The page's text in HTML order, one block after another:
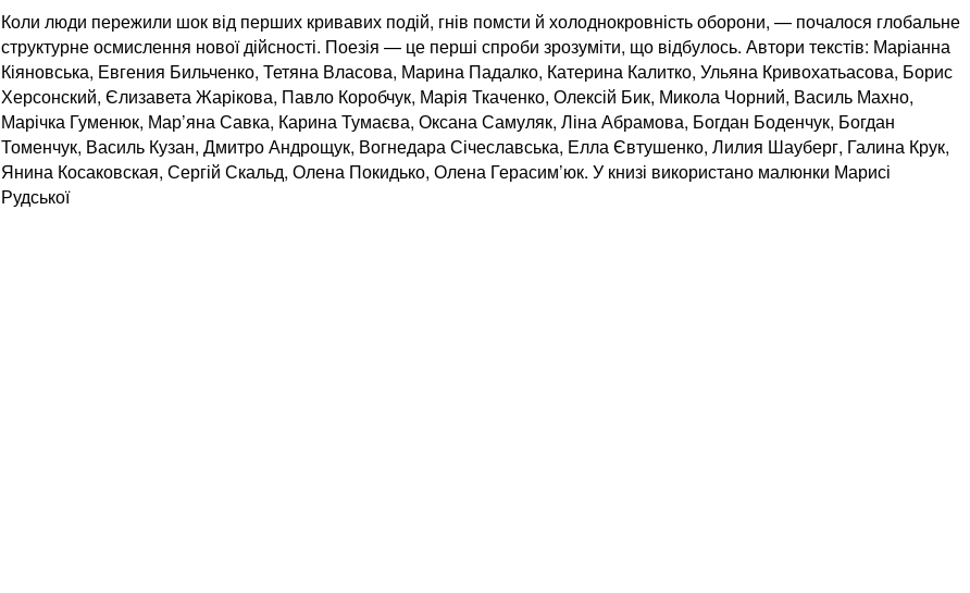
Коли люди пережили шок від перших кривавих подій, гнів помсти й холоднокровність оборони, — почалося глобальне
структурне осмислення нової дійсності. Поезія — це перші спроби зрозуміти, що відбулось. Автори текстів: Маріанна
Кіяновська, Евгения Бильченко, Тетяна Власова, Марина Падалко, Катерина Калитко, Ульяна Кривохатьасова, Борис
Херсонский, Єлизавета Жарікова, Павло Коробчук, Марія Ткаченко, Олексій Бик, Микола Чорний, Василь Махно,
Марічка Гуменюк, Мар’яна Савка, Карина Тумаєва, Оксана Самуляк, Ліна Абрамова, Богдан Боденчук, Богдан
Томенчук, Василь Кузан, Дмитро Андрощук, Вогнедара Січеславська, Елла Євтушенко, Лилия Шауберг, Галина Крук,
Янина Косаковская, Сергій Скальд, Олена Покидько, Олена Герасим’юк. У книзі використано малюнки Марисі
Рудської